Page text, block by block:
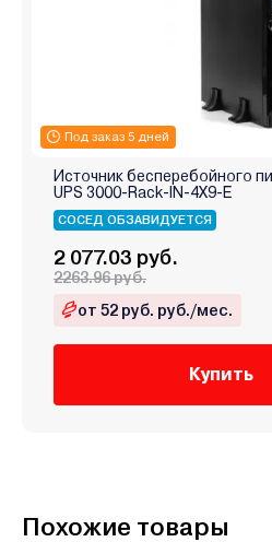
Под заказ 5 дней
Источник бесперебойного
UPS 3000-Rack-IN-4X9-E
СОСЕД ОБЗАВИДУЕТСЯ
2 077.03 руб.
2263.96 руб.
от 52 руб. руб./мес.
Купить
Похожие товары